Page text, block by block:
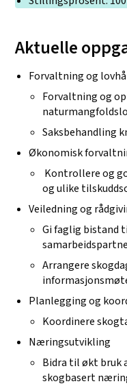
Aktuelle
Forvaltning og
Forvaltning og
Saksbehandling
Økonomisk
Kontrollere og
og ulike
Veiledning og
Gi faglig bistand
Arrangere
Planlegging og
Koordinere
Næringsutvikling
Bidra til økt bruk
skogbasert